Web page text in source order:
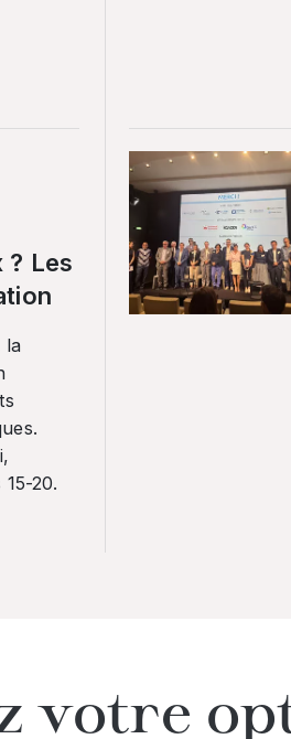
? Les
la
20.
votre